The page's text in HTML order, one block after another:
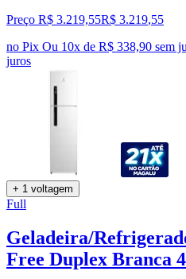
Preço R$ 3.219,55R$ 3.219,55
no Pix Ou 10x de R$ 338,90 sem
juros
+ 1 voltagem
Full
Geladeira/
Free Duplex Branca